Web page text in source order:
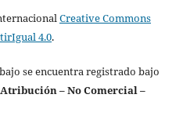
Creative Commons
4.0.
se encuentra registrado bajo
– No Comercial –